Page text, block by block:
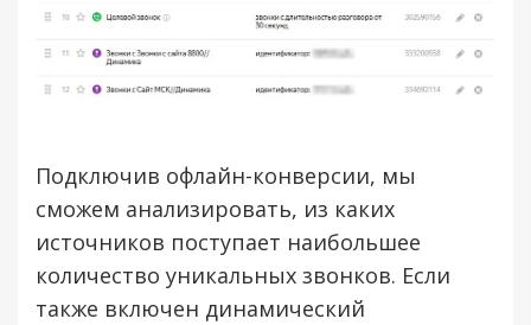
Подключив офлайн-конверсии, мы
сможем анализировать, из каких
источников поступает наибольшее
количество уникальных звонков. Если
также включен динамический